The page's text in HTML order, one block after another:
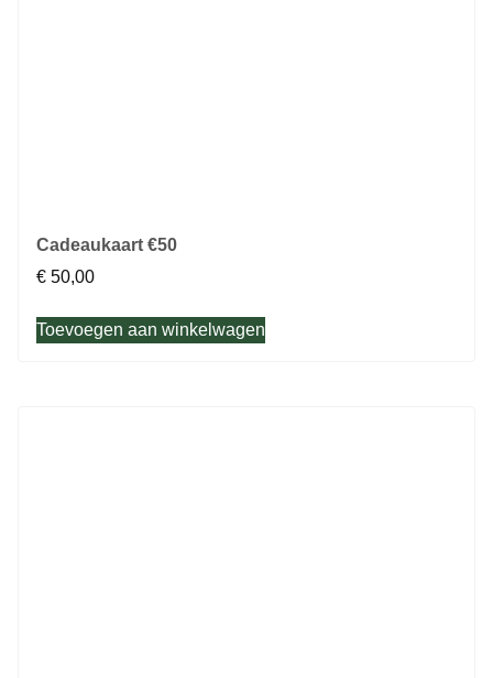
Cadeaukaart €50
€ 50,00
Toevoegen aan winkelwagen